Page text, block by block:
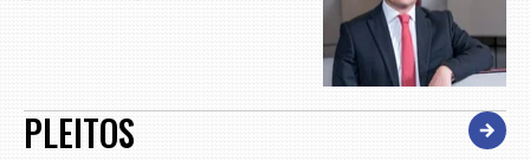
PLEITOS